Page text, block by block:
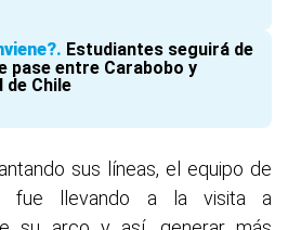
Estudiantes seguirá de
pase entre Carabobo y
de Chile
sus líneas, el equipo de
fue llevando a la visita a